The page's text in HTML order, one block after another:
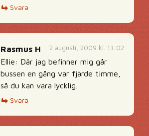
Svara
2 augusti, 2009 kl. 13:02
Rasmus H
Ellie: Där jag befinner mig går
bussen en gång var fjärde timme,
så du kan vara lycklig.
Svara